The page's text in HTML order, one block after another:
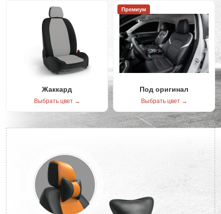
Жаккард
Выбрать цвет →
Премиум
Под оригинал
Выбрать цвет →